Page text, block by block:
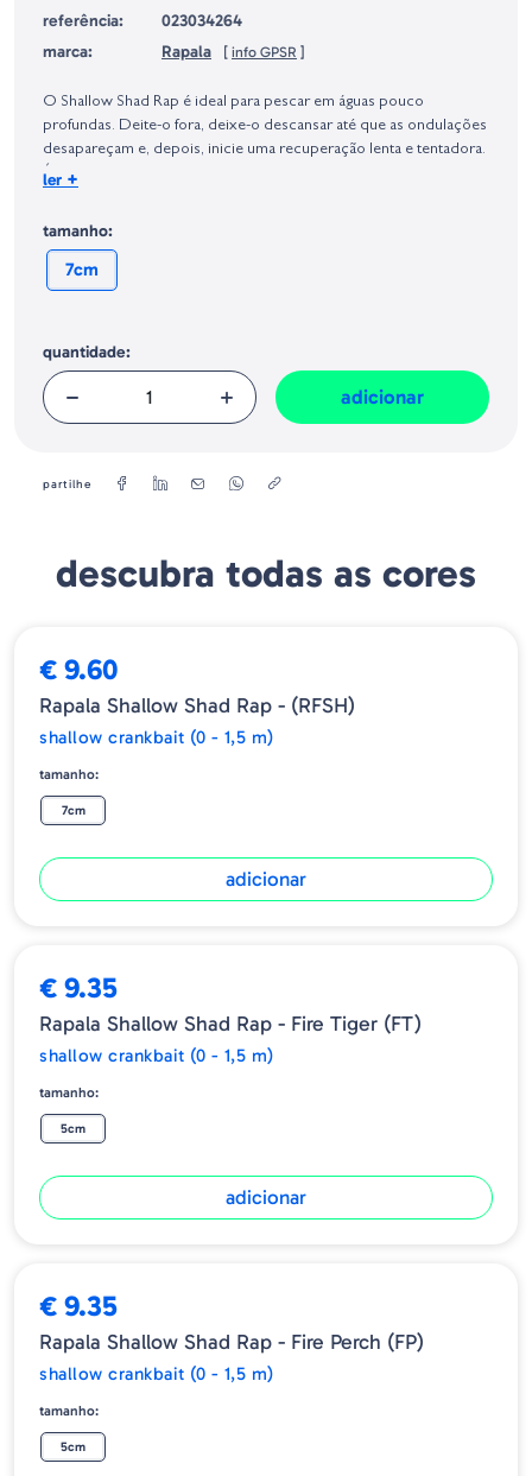
referência:
023034264
marca:
Rapala [ info GPSR ]
Europeia, dos produtos da marca, conforme requerido no Regulamento
Geral sobre a Segurança dos Produtos (GPSR):
O Shallow Shad Rap é ideal para pescar em águas pouco
profundas. Deite-o fora, deixe-o descansar até que as ondulações
desapareçam e, depois, inicie uma recuperação lenta e tentadora.
É igualmente eficaz quando pesca com espasmos, quando lança
Design de pála raso
Rapala® clássico “wounded-minnow” oscilante
Ajustado manualmente e testado em tanque
Rapala Tamanho
Shallow Shad Rap 7
ler +
tamanho:
7cm
quantidade:
adicionar
partilhe
descubra todas as cores
€ 9.60
Rapala Shallow Shad Rap - (RFSH)
shallow crankbait (0 - 1,5 m)
tamanho:
7cm
adicionar
€ 9.35
Rapala Shallow Shad Rap - Fire Tiger (FT)
shallow crankbait (0 - 1,5 m)
tamanho:
5cm
adicionar
€ 9.35
Rapala Shallow Shad Rap - Fire Perch (FP)
shallow crankbait (0 - 1,5 m)
tamanho:
5cm